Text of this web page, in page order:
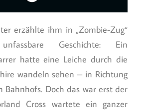
erzählte ihm in „Zombie-Zug“
Geschichte: Ein
hatte eine Leiche durch die
wandeln sehen – in Richtung
Bahnhofs. Doch das war erst der
Cross wartete ein ganzer